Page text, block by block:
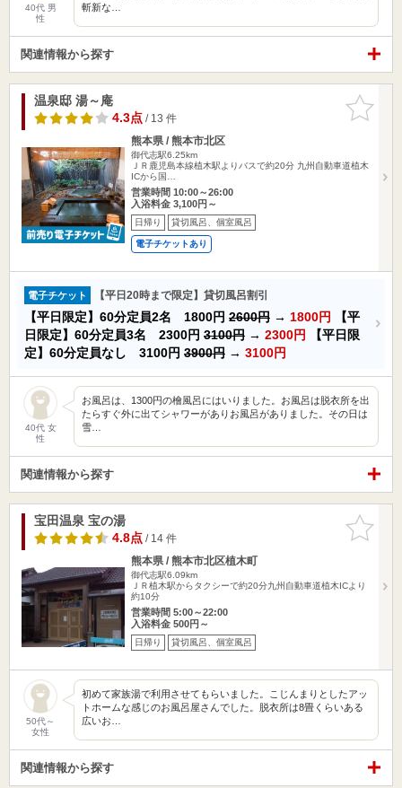
40代 男
性
斬新な…
関連情報から探す
お気に入
りに追加
温泉邸 湯～庵
4.3点/ 13 件
熊本県 / 熊本市北区
御代志駅6.25km
ＪＲ鹿児島本線植木駅よりバスで約20分 九州自動車道植木
ICから国…
営業時間 10:00～26:00
入浴料金 3,100円～
日帰り 貸切風呂、個室風呂
電子チケットあり
電子チケット 【平日20時まで限定】貸切風呂割引
【平日限定】60分定員2名 1800円 2600円 → 1800円
【平
日限定】60分定員3名 2300円 3100円 → 2300円
【平日限
定】60分定員なし 3100円 3900円 → 3100円
40代 女
性
お風呂は、1300円の檜風呂にはいりました。お風呂は脱衣所を出
たらすぐ外に出てシャワーがありお風呂がありました。その日は
雪…
関連情報から探す
お気に入
りに追加
宝田温泉 宝の湯
4.8点/ 14 件
熊本県 / 熊本市北区植木町
御代志駅6.09km
ＪＲ植木駅からタクシーで約20分九州自動車道植木ICより
約10分
営業時間 5:00～22:00
入浴料金 500円～
日帰り 貸切風呂、個室風呂
50代～
女性
初めて家族湯で利用させてもらいました。こじんまりとしたアッ
トホームな感じのお風呂屋さんでした。脱衣所は8畳くらいある
広いお…
関連情報から探す